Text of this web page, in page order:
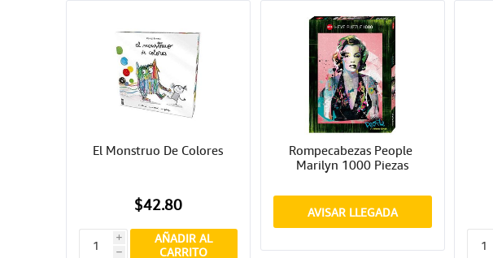
El Monstruo De Colores
$42.80
i
h
AÑADIR AL
CARRITO
Rompecabezas People
Marilyn 1000 Piezas
AVISAR LLEGADA